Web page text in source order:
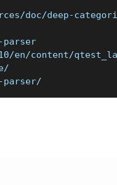
doc/deep-
content/